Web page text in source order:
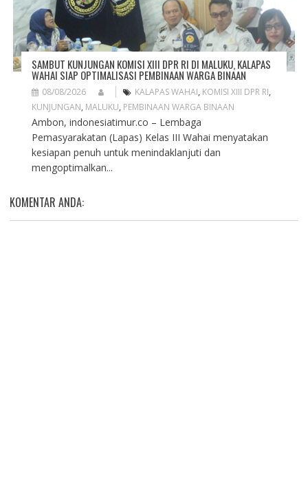
SAMBUT KUNJUNGAN KOMISI XIII DPR RI DI MALUKU, KALAPAS
WAHAI SIAP OPTIMALISASI PEMBINAAN WARGA BINAAN
08/08/2026 KALAPAS WAHAI, KOMISI XIII DPR RI,
KUNJUNGAN, MALUKU, PEMBINAAN WARGA BINAAN
Ambon, indonesiatimur.co – Lembaga
Pemasyarakatan (Lapas) Kelas III Wahai menyatakan
kesiapan penuh untuk menindaklanjuti dan
mengoptimalkan...
KOMENTAR ANDA: